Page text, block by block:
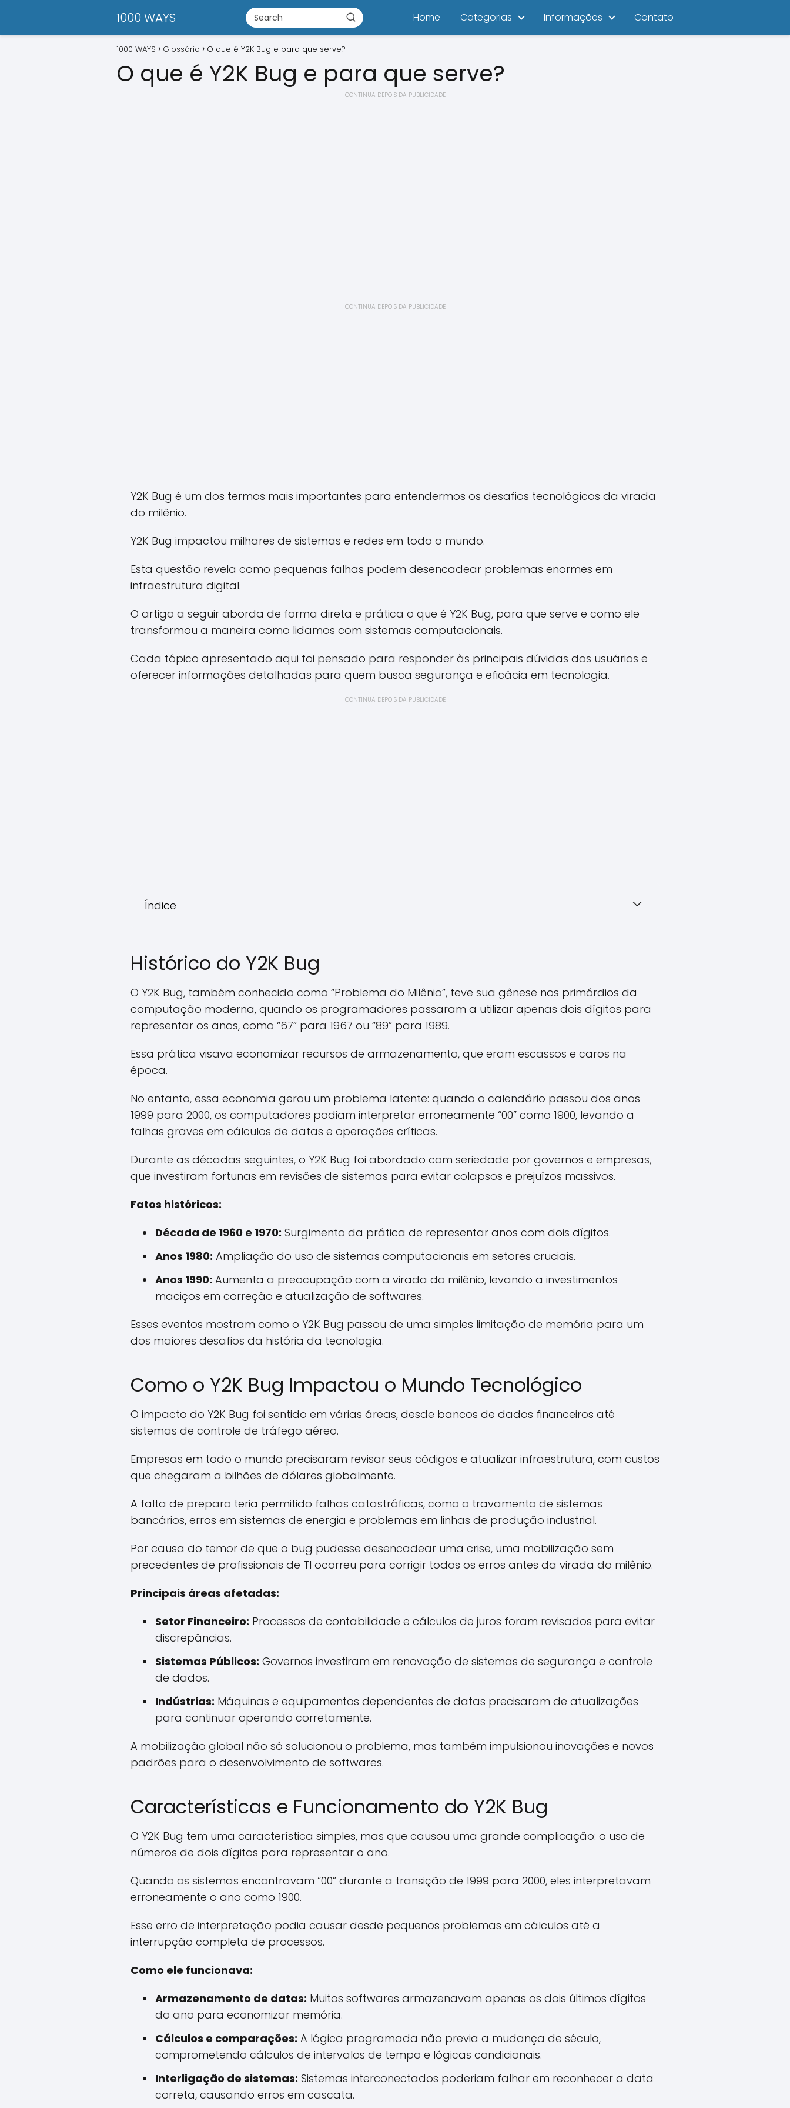
1000 WAYS Home Categorias Informações Contato
1000 WAYS Glossário O que é Y2K Bug e para que serve?
O que é Y2K Bug e para que serve?
CONTINUA DEPOIS DA PUBLICIDADE
CONTINUA DEPOIS DA PUBLICIDADE
Y2K Bug é um dos termos mais importantes para entendermos os desafios tecnológicos da virada
do milênio.
Y2K Bug impactou milhares de sistemas e redes em todo o mundo.
Esta questão revela como pequenas falhas podem desencadear problemas enormes em
infraestrutura digital.
O artigo a seguir aborda de forma direta e prática o que é Y2K Bug, para que serve e como ele
transformou a maneira como lidamos com sistemas computacionais.
Cada tópico apresentado aqui foi pensado para responder às principais dúvidas dos usuários e
oferecer informações detalhadas para quem busca segurança e eficácia em tecnologia.
CONTINUA DEPOIS DA PUBLICIDADE
Índice
Histórico do Y2K Bug
O Y2K Bug, também conhecido como “Problema do Milênio”, teve sua gênese nos primórdios da
computação moderna, quando os programadores passaram a utilizar apenas dois dígitos para
representar os anos, como “67” para 1967 ou “89” para 1989.
Essa prática visava economizar recursos de armazenamento, que eram escassos e caros na
época.
No entanto, essa economia gerou um problema latente: quando o calendário passou dos anos
1999 para 2000, os computadores podiam interpretar erroneamente “00” como 1900, levando a
falhas graves em cálculos de datas e operações críticas.
Durante as décadas seguintes, o Y2K Bug foi abordado com seriedade por governos e empresas,
que investiram fortunas em revisões de sistemas para evitar colapsos e prejuízos massivos.
Fatos históricos:
Década de 1960 e 1970: Surgimento da prática de representar anos com dois dígitos.
Anos 1980: Ampliação do uso de sistemas computacionais em setores cruciais.
Anos 1990: Aumenta a preocupação com a virada do milênio, levando a investimentos
maciços em correção e atualização de softwares.
Esses eventos mostram como o Y2K Bug passou de uma simples limitação de memória para um
dos maiores desafios da história da tecnologia.
Como o Y2K Bug Impactou o Mundo Tecnológico
O impacto do Y2K Bug foi sentido em várias áreas, desde bancos de dados financeiros até
sistemas de controle de tráfego aéreo.
Empresas em todo o mundo precisaram revisar seus códigos e atualizar infraestrutura, com custos
que chegaram a bilhões de dólares globalmente.
A falta de preparo teria permitido falhas catastróficas, como o travamento de sistemas
bancários, erros em sistemas de energia e problemas em linhas de produção industrial.
Por causa do temor de que o bug pudesse desencadear uma crise, uma mobilização sem
precedentes de profissionais de TI ocorreu para corrigir todos os erros antes da virada do milênio.
Principais áreas afetadas:
Setor Financeiro: Processos de contabilidade e cálculos de juros foram revisados para evitar
discrepâncias.
Sistemas Públicos: Governos investiram em renovação de sistemas de segurança e controle
de dados.
Indústrias: Máquinas e equipamentos dependentes de datas precisaram de atualizações
para continuar operando corretamente.
A mobilização global não só solucionou o problema, mas também impulsionou inovações e novos
padrões para o desenvolvimento de softwares.
Características e Funcionamento do Y2K Bug
O Y2K Bug tem uma característica simples, mas que causou uma grande complicação: o uso de
números de dois dígitos para representar o ano.
Quando os sistemas encontravam “00” durante a transição de 1999 para 2000, eles interpretavam
erroneamente o ano como 1900.
Esse erro de interpretação podia causar desde pequenos problemas em cálculos até a
interrupção completa de processos.
Como ele funcionava:
Armazenamento de datas: Muitos softwares armazenavam apenas os dois últimos dígitos
do ano para economizar memória.
Cálculos e comparações: A lógica programada não previa a mudança de século,
comprometendo cálculos de intervalos de tempo e lógicas condicionais.
Interligação de sistemas: Sistemas interconectados poderiam falhar em reconhecer a data
correta, causando erros em cascata.